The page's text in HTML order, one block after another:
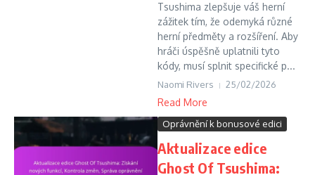
Tsushima zlepšuje váš herní
zážitek tím, že odemyká různé
herní předměty a rozšíření. Aby
hráči úspěšně uplatnili tyto
kódy, musí splnit specifické p...
Naomi Rivers 25/02/2026
Read More
Oprávnění k bonusové edici
Aktualizace edice
Ghost Of Tsushima: